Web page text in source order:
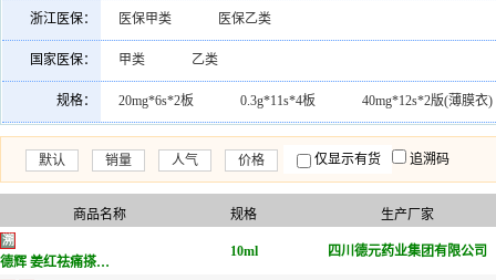
南京中山制药有限公司
朗致集团万荣药业有限公司 万源(福州)药业有限公司
广东同德药业有限公司 嘉应制药(湖南)有限公司
天方药业有限公司 复星万邦(江苏)医药集团有限公司
福安药业集团宁波天衡制药有限公司 广州白云山敬修堂
贴剂
浙江医保： 医保甲类 医保乙类
国家医保： 甲类 乙类
规格： 20mg*6s*2板 0.3g*11s*4板 40mg*12s*2版(薄膜衣)
10mg*7s 0.25g*10s*3板 75mg*10s
50mg*10s*2板 0.5g*10s*4板
0.2g*30s 56ml 0.3g*14s*2板
50mg*10s*3板 0.37g*14s*3板
默认 销量 人气 价格 仅显示有货 追溯码
商品名称 规格 生产厂家
溯
德辉 姜红祛痛搽剂(德辉)
10ml 四川德元药业集团有限公司